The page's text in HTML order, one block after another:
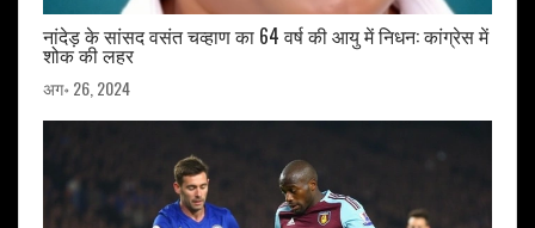
नांदेड़ के सांसद वसंत चव्हाण का 64 वर्ष की आयु में निधन: कांग्रेस में
शोक की लहर
अग॰ 26, 2024